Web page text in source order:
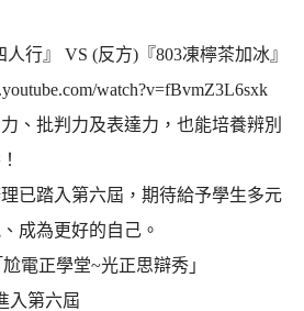
行』 VS (反方)『803凍檸茶加冰』
watch?v=fBvmZ3L6sxk
、批判力及表達力，也能培養辨別
已踏入第六屆，期待給予學生多元
成為更好的自己。
電正學堂~光正思辯秀」
入第六屆